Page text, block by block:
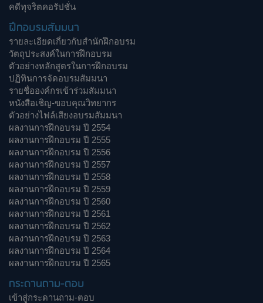
คดีทุจริตคอรัปชั่น
ฝึกอบรมสัมมนา
รายละเอียดเกี่ยวกับสำนักฝึกอบรม
วัตถุประสงค์ในการฝึกอบรม
ตัวอย่างหลักสูตรในการฝึกอบรม
ปฏิทินการจัดอบรมสัมมนา
รายชื่อองค์กรเข้าร่วมสัมมนา
หนังสือเชิญ-ขอบคุณวิทยากร
ตัวอย่างไฟล์เสียงอบรมสัมมนา
ผลงานการฝึกอบรม ปี 2554
ผลงานการฝึกอบรม ปี 2555
ผลงานการฝึกอบรม ปี 2556
ผลงานการฝึกอบรม ปี 2557
ผลงานการฝึกอบรม ปี 2558
ผลงานการฝึกอบรม ปี 2559
ผลงานการฝึกอบรม ปี 2560
ผลงานการฝึกอบรม ปี 2561
ผลงานการฝึกอบรม ปี 2562
ผลงานการฝึกอบรม ปี 2563
ผลงานการฝึกอบรม ปี 2564
ผลงานการฝึกอบรม ปี 2565
กระดานถาม-ตอบ
เข้าสู่กระดานถาม-ตอบ